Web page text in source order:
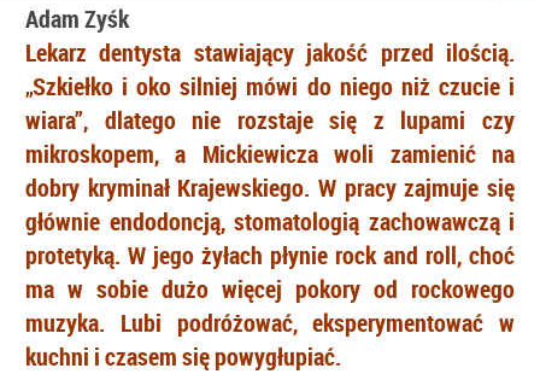
Adam Zyśk
Lekarz dentysta stawiający jakość przed ilością.
„Szkiełko i oko silniej mówi do niego niż czucie i
wiara”, dlatego nie rozstaje się z lupami czy
mikroskopem, a Mickiewicza woli zamienić na
dobry kryminał Krajewskiego. W pracy zajmuje się
głównie endodoncją, stomatologią zachowawczą i
protetyką. W jego żyłach płynie rock and roll, choć
ma w sobie dużo więcej pokory od rockowego
muzyka. Lubi podróżować, eksperymentować w
kuchni i czasem się powygłupiać.